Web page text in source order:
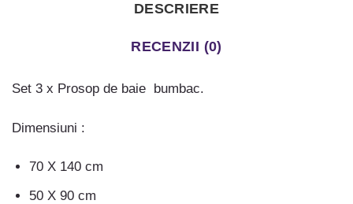
DESCRIERE
RECENZII (0)
Set 3 x Prosop de baie bumbac.
Dimensiuni :
70 X 140 cm
50 X 90 cm